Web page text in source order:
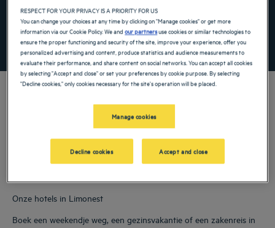
ZOEK EEN HOTEL
Voeg kortingscode toe
Onze Golden Tulip hotels verwelkomen u in Limonest. Restaurants,
parkeergelegenheid, vergaderruimte beschikbaar, comfortabele kamers: we doen
ons uiterste best om uw verblijf zo comfortabel mogelijk te maken. Onze grote
verscheidenheid aan diensten zal ervoor zorgen dat u kunt genieten van een
Onze hotels in Limonest
Boek een weekendje weg, een gezinsvakantie of een zakenreis in
RESPECT FOR YOUR PRIVACY IS A PRIORITY FOR US
You can change your choices at any time by clicking on "Manage cookies" or get more
information via our Cookie Policy. We andour partnersuse cookies or similar technologies to
ensure the proper functioning and security of the site, improve your experience, offer you
personalized advertising and content, produce statistics and audience measurements to
evaluate their performance, and share content on social networks. You can accept all cookies
by selecting "Accept and close" or set your preferences by cookie purpose. By selecting
"Decline cookies," only cookies necessary for the site's operation will be placed.
Manage cookies
Decline cookies Accept and close